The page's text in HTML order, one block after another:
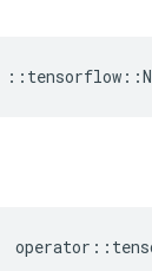
:: tensorflow ::
operator ::